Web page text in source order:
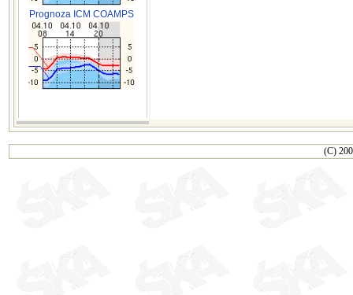
Prognoza ICM COAMPS
(C)